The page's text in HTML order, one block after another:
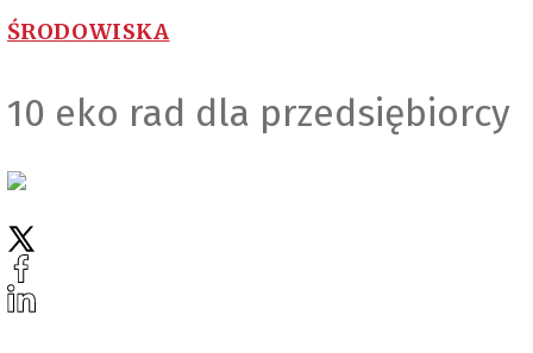
ŚRODOWISKA
10 eko rad dla przedsiębiorcy